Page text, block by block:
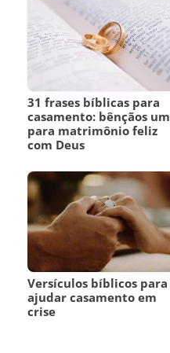
31 frases bíblicas para
casamento: bênçãos um
para matrimônio feliz
com Deus
Versículos bíblicos para
ajudar casamento em
crise